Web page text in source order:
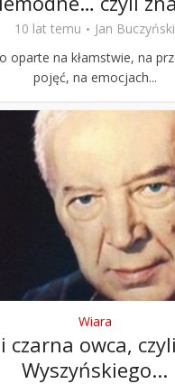
10 lat temu
Jan Buczyński
oparte na kłamstwie, na
pojęć, na emocjach...
Wiara
czarna owca,
Wyszyńskiego...